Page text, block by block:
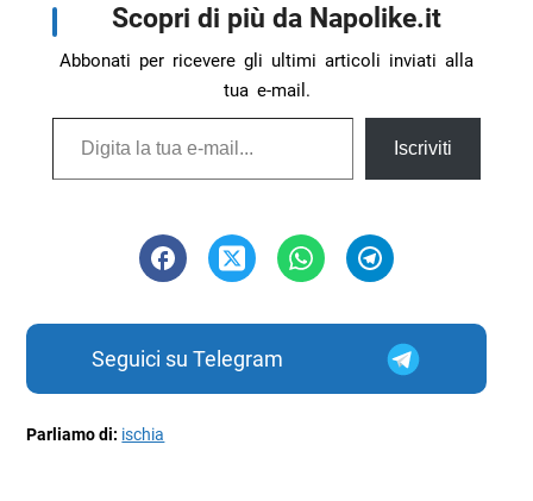
Scopri di più da Napolike.it
Abbonati per ricevere gli ultimi articoli inviati alla
tua e-mail.
Digita la tua e-mail...
Iscriviti
Seguici su Telegram
Parliamo di: ischia